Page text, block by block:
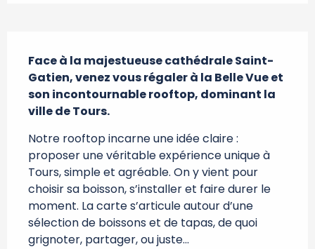
Face à la majestueuse cathédrale Saint-
Gatien, venez vous régaler à la Belle Vue et
son incontournable rooftop, dominant la
ville de Tours.
Notre rooftop incarne une idée claire :
proposer une véritable expérience unique à
Tours, simple et agréable. On y vient pour
choisir sa boisson, s’installer et faire durer le
moment. La carte s’articule autour d’une
sélection de boissons et de tapas, de quoi
grignoter, partager, ou juste...